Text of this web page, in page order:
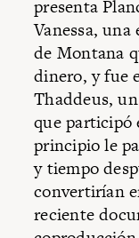
presenta
Vanessa,
de Montana
dinero, y fue
Thaddeus,
que participó
principio le
y tiempo
convertirían
reciente